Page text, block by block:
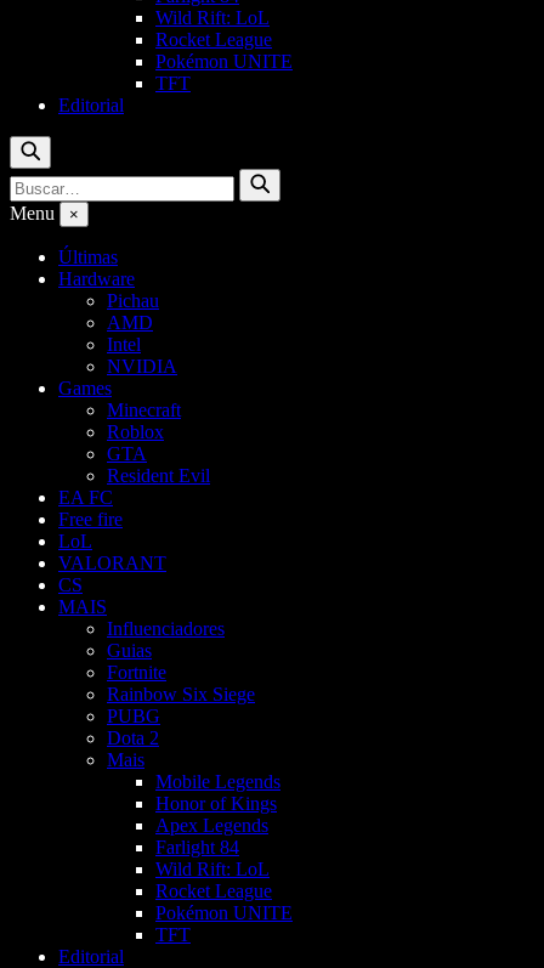
Wild Rift: LoL
Rocket League
Pokémon UNITE
TFT
Editorial
Buscar
Buscar
por:
Buscar
Menu ×
Últimas
Hardware
Pichau
AMD
Intel
NVIDIA
Games
Minecraft
Roblox
GTA
Resident Evil
EA FC
Free fire
LoL
VALORANT
CS
MAIS
Influenciadores
Guias
Fortnite
Rainbow Six Siege
PUBG
Dota 2
Mais
Mobile Legends
Honor of Kings
Apex Legends
Farlight 84
Wild Rift: LoL
Rocket League
Pokémon UNITE
TFT
Editorial